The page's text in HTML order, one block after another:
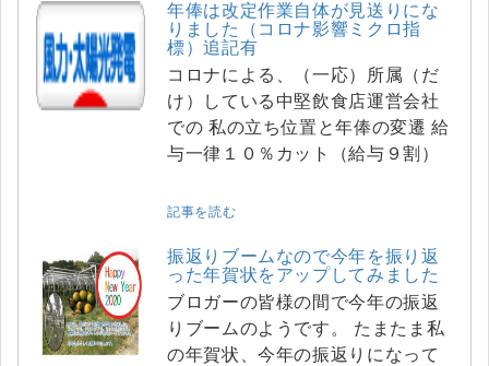
年俸は改定作業自体が見送りにな
りました（コロナ影響ミクロ指
標）追記有
コロナによる、（一応）所属（だ
け）している中堅飲食店運営会社
での 私の立ち位置と年俸の変遷 給
与一律１０％カット（給与９割）
記事を読む
振返りブームなので今年を振り返
った年賀状をアップしてみました
ブロガーの皆様の間で今年の振返
りブームのようです。 たまたま私
の年賀状、今年の振返りになって